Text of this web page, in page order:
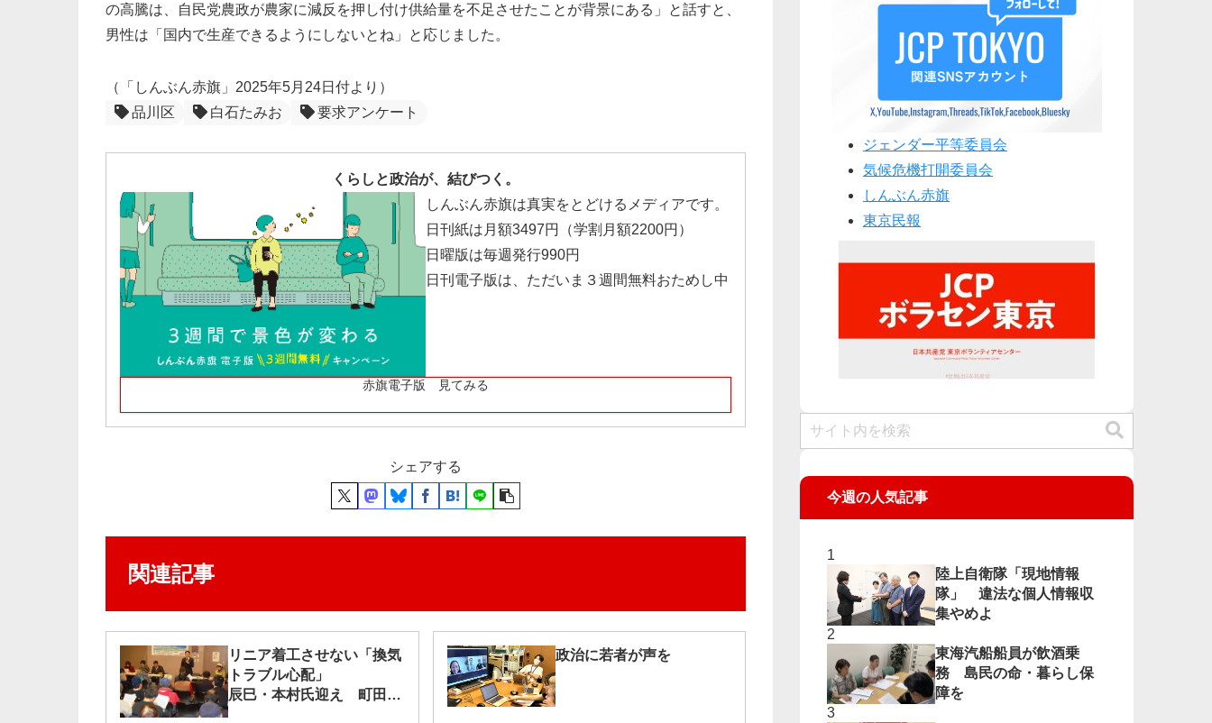
の高騰は、自民党農政が農家に減反を押し付け供給量を不足させたことが背景にある」と話すと、
男性は「国内で生産できるようにしないとね」と応じました。
（「しんぶん赤旗」2025年5月24日付より）
品川区
白石たみお 要求アンケート
くらしと政治が、結びつく。
しんぶん赤旗は真実をとどけるメディアです。
日刊紙は月額3497円（学割月額2200円）
日曜版は毎週発行990円
日刊電子版は、ただいま３週間無料おためし中
赤旗電子版 見てみる
シェアする
関連記事
リニア着工させない「換気
トラブル心配」
辰巳・本村氏迎え 町田で
政治に若者が声を
ジェンダー平等委員会
気候危機打開委員会
しんぶん赤旗
東京民報
今週の人気記事
陸上自衛隊「現地情報
隊」 違法な個人情報収
集やめよ
東海汽船船員が飲酒乗
務 島民の命・暮らし保
障を